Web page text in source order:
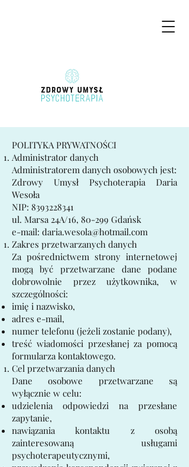
POLITYKA PRYWATNOŚCI
Administrator danych
Administratorem danych osobowych jest:
Zdrowy Umysł Psychoterapia Daria
Wesoła
NIP: 8393228341
ul. Marsa 24A/16, 80-299 Gdańsk
e-mail: daria.wesola@hotmail.com
Zakres przetwarzanych danych
Za pośrednictwem strony internetowej
mogą być przetwarzane dane podane
dobrowolnie przez użytkownika, w
szczególności:
imię i nazwisko,
adres e-mail,
numer telefonu (jeżeli zostanie podany),
treść wiadomości przesłanej za pomocą
formularza kontaktowego.
Cel przetwarzania danych
Dane osobowe przetwarzane są
wyłącznie w celu:
udzielenia odpowiedzi na przesłane
zapytanie,
nawiązania kontaktu z osobą
zainteresowaną usługami
psychoterapeutycznymi,